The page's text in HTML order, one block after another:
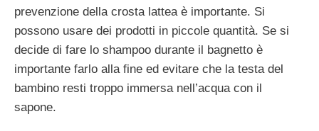
prevenzione della crosta lattea è importante. Si
possono usare dei prodotti in piccole quantità. Se si
decide di fare lo shampoo durante il bagnetto è
importante farlo alla fine ed evitare che la testa del
bambino resti troppo immersa nell’acqua con il
sapone.